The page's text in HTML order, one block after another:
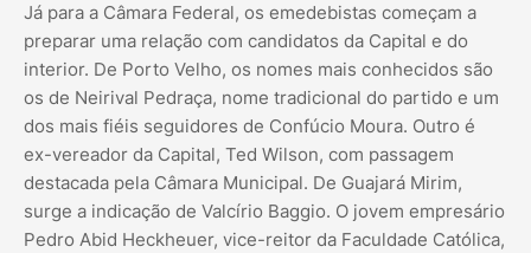
Já para a Câmara Federal, os emedebistas começam a
preparar uma relação com candidatos da Capital e do
interior. De Porto Velho, os nomes mais conhecidos são
os de Neirival Pedraça, nome tradicional do partido e um
dos mais fiéis seguidores de Confúcio Moura. Outro é
ex-vereador da Capital, Ted Wilson, com passagem
destacada pela Câmara Municipal. De Guajará Mirim,
surge a indicação de Valcírio Baggio. O jovem empresário
Pedro Abid Heckheuer, vice-reitor da Faculdade Católica,